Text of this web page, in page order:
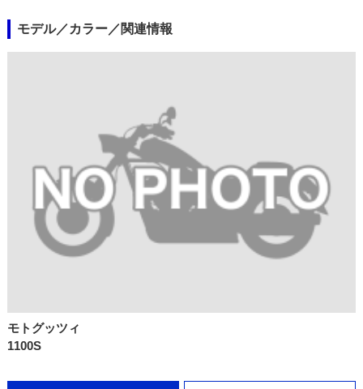
モデル／カラー／関連情報
モトグッツィ
1100S